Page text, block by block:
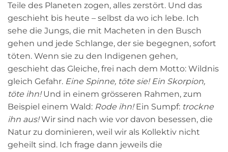
Teile des Planeten zogen, alles zerstört. Und das
geschieht bis heute – selbst da wo ich lebe. Ich
sehe die Jungs, die mit Macheten in den Busch
gehen und jede Schlange, der sie begegnen, sofort
töten. Wenn sie zu den Indigenen gehen,
geschieht das Gleiche, frei nach dem Motto: Wildnis
gleich Gefahr. Eine Spinne, töte sie! Ein Skorpion,
töte ihn!Und in einem grösseren Rahmen, zum
Beispiel einem Wald: Rode ihn!Ein Sumpf: trockne
ihn aus!Wir sind nach wie vor davon besessen, die
Natur zu dominieren, weil wir als Kollektiv nicht
geheilt sind. Ich frage dann jeweils die